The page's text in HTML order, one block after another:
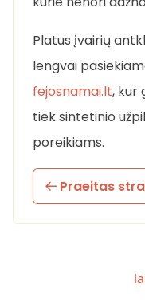
Platus įvairių
lengvai
fejosnamai.lt, kur
tiek sintetinio
poreikiams.
Praeitas